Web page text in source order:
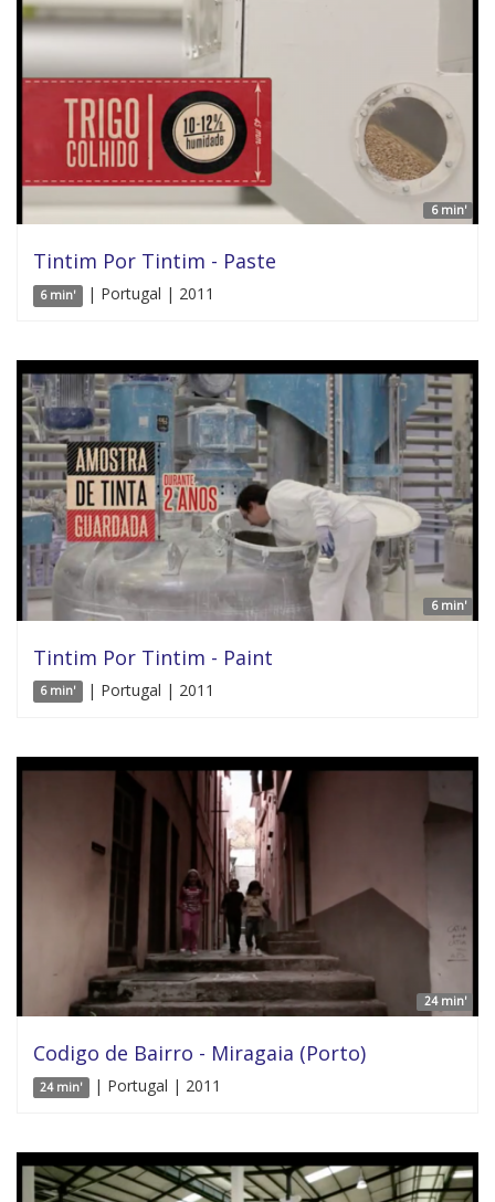
6 min'
Tintim Por Tintim - Paste
6 min' | Portugal | 2011
6 min'
Tintim Por Tintim - Paint
6 min' | Portugal | 2011
24 min'
Codigo de Bairro - Miragaia (Porto)
24 min' | Portugal | 2011